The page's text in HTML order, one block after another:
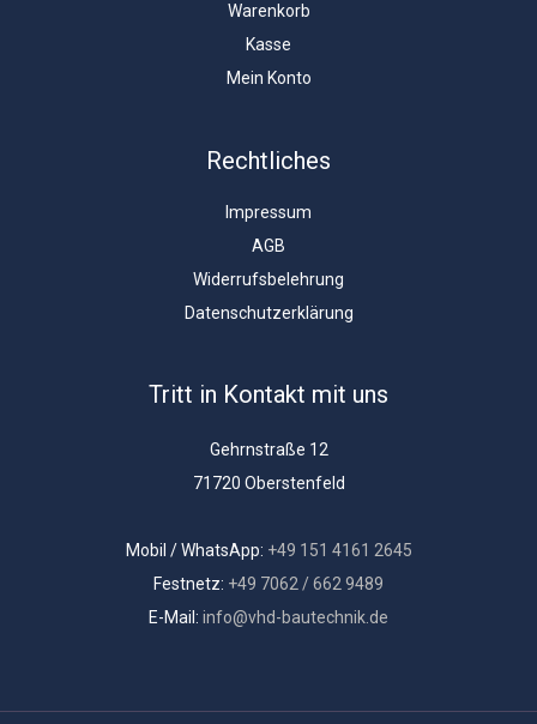
Warenkorb
Kasse
Mein Konto
Rechtliches
Impressum
AGB
Widerrufsbelehrung
Datenschutzerklärung
Tritt in Kontakt mit uns
Gehrnstraße 12
71720 Oberstenfeld
Mobil / WhatsApp: +49 151 4161 2645
Festnetz: +49 7062 / 662 9489
E-Mail: info@vhd-bautechnik.de